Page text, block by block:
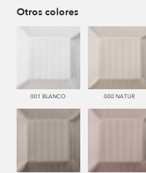
Otros colores
001 BLANCO 000 NATUR